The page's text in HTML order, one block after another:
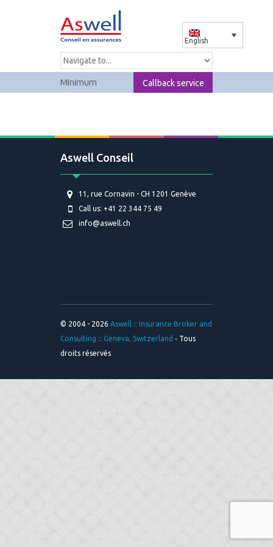
English
Minimum Callback service
Aswell Conseil
11, rue Cornavin - CH 1201 Genève
Call us: +41 22 344 75 49
info@aswell.ch
© 2004 - 2026 Aswell :: Insurance Broker and
Consulting :: Geneva, Switzerland ‐ Tous
droits réservés